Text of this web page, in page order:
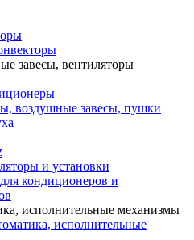
завесы, вентиляторы
воздушные завесы, пушки
и установки
кондиционеров и
исполнительные механизмы
исполнительные